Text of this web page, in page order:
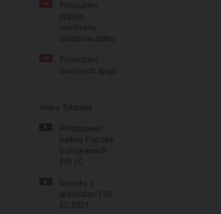
Posouzení
přípoje
ocelového
sloupu na patku
Posouzení
ocelových spojů
Video Tutorials
Představení
funkce Popisky
v programech
FIN EC
Novinky v
aktualizaci FIN
EC 2021